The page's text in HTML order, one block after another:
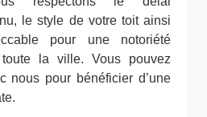
le style de votre toit ainsi
pour une notoriété
la ville. Vous pouvez
nous pour bénéficier d’une